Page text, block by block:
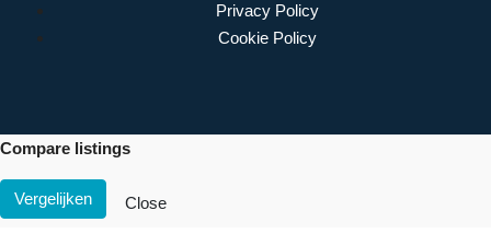
Privacy Policy
Cookie Policy
Compare listings
Vergelijken Close